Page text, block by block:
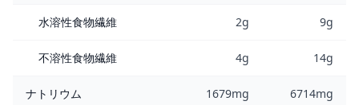
水溶性食物繊維 2g 9g
不溶性食物繊維 4g 14g
ナトリウム 1679mg 6714mg